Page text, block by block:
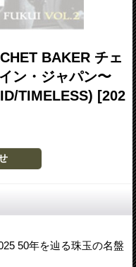
BAKER チェ
ン・ジャパン〜
TIMELESS) [202
50年を辿る珠玉の名盤